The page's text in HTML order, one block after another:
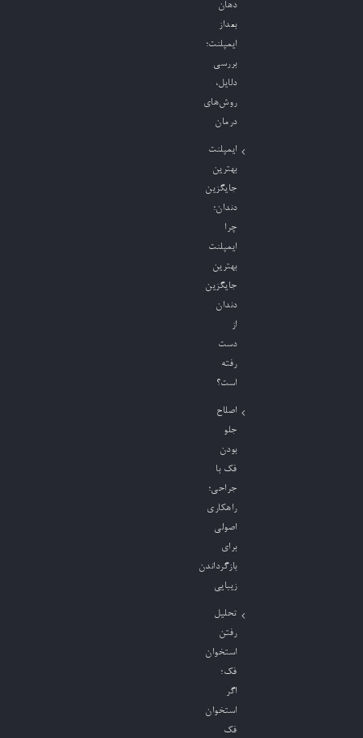
دهان
بعداز
ایمپلنت؛
بررسی
دلایل،
روش‌های
درمان
ایمپلنت
بهترین
جایگزین
دندان؛
چرا
ایمپلنت
بهترین
جایگزین
دندان
از
دست
رفته
است؟
اصلاح
جلو
بودن
فک با
جراحی؛
راهکاری
اصولی
برای
بازگرداندن
زیبایی
تحلیل
رفتن
استخوان
فک؛
اگر
استخوان
فک